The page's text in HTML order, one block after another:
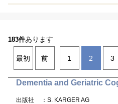
183件あります
最初 前 1 2 3
Dementia and Geriatric
出版社
：S. KARGER AG